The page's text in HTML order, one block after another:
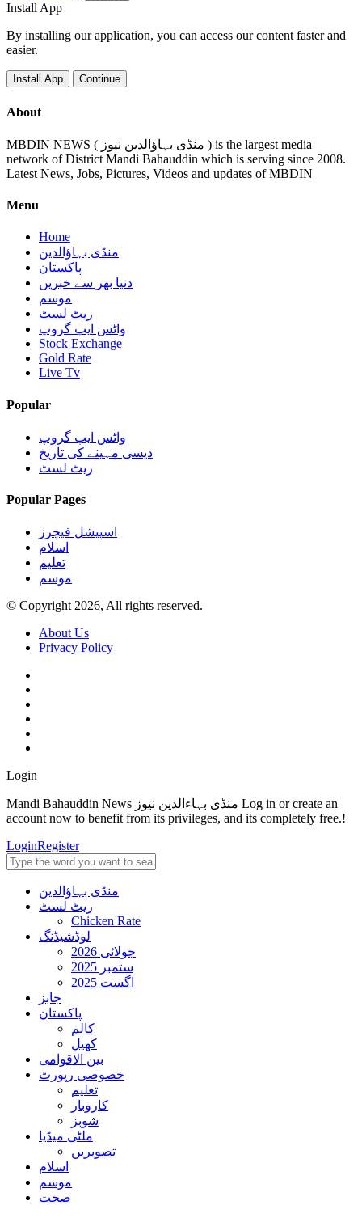
Install App
By installing our application, you can access our content faster and
easier.
Install App Continue
About
MBDIN NEWS ( منڈی بہاؤالدین نیوز ) is the largest media
network of District Mandi Bahauddin which is serving since 2008.
Latest News, Jobs, Pictures, Videos and updates of MBDIN
Menu
Home
منڈی بہاؤالدین
پاکستان
دنیا بھر سے خبریں
موسم
ریٹ لسٹ
واٹس ایپ گروپ
Stock Exchange
Gold Rate
Live Tv
Popular
واٹس ایپ گروپ
دیسی مہینے کی تاریخ
ریٹ لسٹ
Popular Pages
اسپیشل فیچرز
اسلام
تعلیم
موسم
© Copyright 2026, All rights reserved.
About Us
Privacy Policy
Login
Mandi Bahauddin News منڈی بہاءالدین نیوز Log in or create an
account now to benefit from its privileges, and its completely free.!
LoginRegister
منڈی بہاؤالدین
ریٹ لسٹ
Chicken Rate
لوڈشیڈنگ
جولائی 2026
ستمبر 2025
اگست 2025
جابز
پاکستان
کالم
کھیل
بین الاقوامی
خصوصی رپورٹ
تعلیم
کاروبار
شوبز
ملٹی میڈیا
تصویریں
اسلام
موسم
صحت